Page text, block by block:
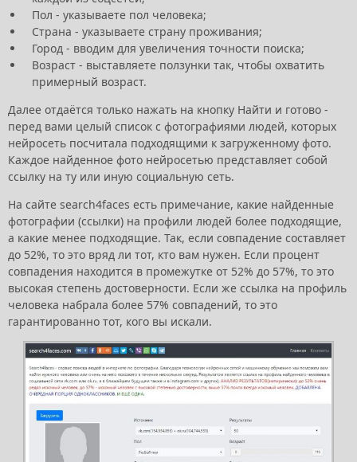
Пол - указываете пол человека;
Страна - указываете страну проживания;
Город - вводим для увеличения точности поиска;
Возраст - выставляете ползунки так, чтобы охватить
примерный возраст.
Далее отдаётся только нажать на кнопку Найти и готово -
перед вами целый список с фотографиями людей, которых
нейросеть посчитала подходящими к загруженному фото.
Каждое найденное фото нейросетью представляет собой
ссылку на ту или иную социальную сеть.
На сайте search4faces есть примечание, какие найденные
фотографии (ссылки) на профили людей более подходящие,
а какие менее подходящие. Так, если совпадение составляет
до 52%, то это вряд ли тот, кто вам нужен. Если процент
совпадения находится в промежутке от 52% до 57%, то это
высокая степень достоверности. Если же ссылка на профиль
человека набрала более 57% совпадений, то это
гарантированно тот, кого вы искали.